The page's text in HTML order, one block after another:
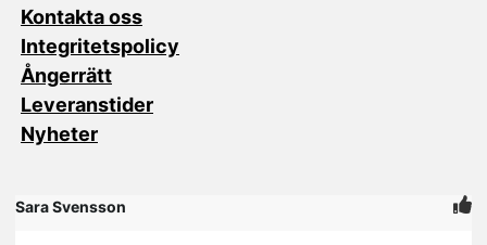
Kontakta oss
Integritetspolicy
Ångerrätt
Leveranstider
Nyheter
Sara Svensson